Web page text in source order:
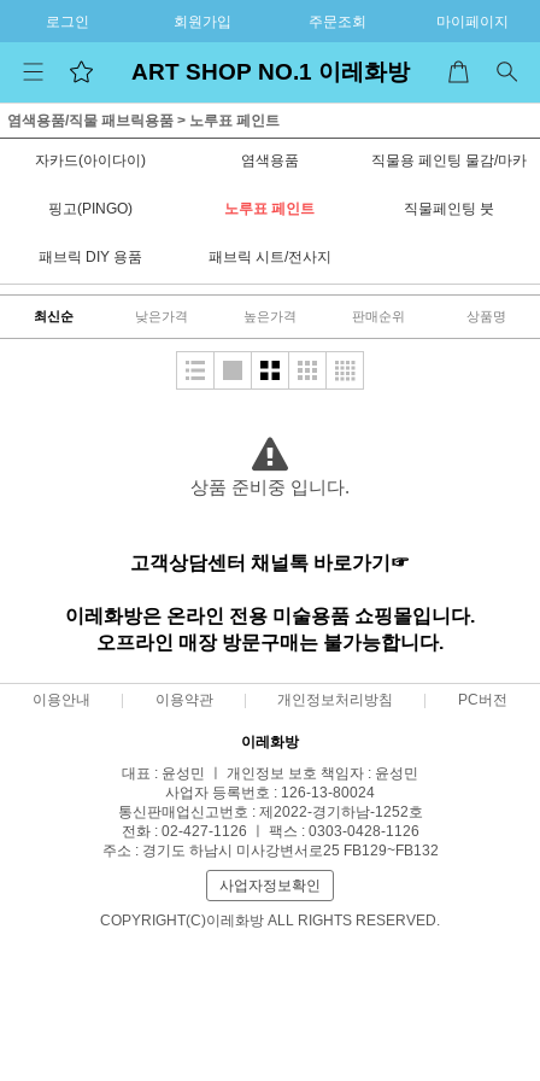
로그인 회원가입 주문조회 마이페이지
ART SHOP NO.1 이레화방
염색용품/직물 패브릭용품 > 노루표 페인트
자카드(아이다이) 염색용품 직물용 페인팅 물감/마카
핑고(PINGO) 노루표 페인트 직물페인팅 붓
패브릭 DIY 용품 패브릭 시트/전사지
최신순 낮은가격 높은가격 판매순위 상품명
상품 준비중 입니다.
고객상담센터 채널톡 바로가기☞
이레화방은 온라인 전용 미술용품 쇼핑몰입니다.
오프라인 매장 방문구매는 불가능합니다.
이용안내 이용약관 개인정보처리방침 PC버전
이레화방
대표 : 윤성민 ㅣ 개인정보 보호 책임자 : 윤성민
사업자 등록번호 : 126-13-80024
통신판매업신고번호 : 제2022-경기하남-1252호
전화 : 02-427-1126 ㅣ 팩스 : 0303-0428-1126
주소 : 경기도 하남시 미사강변서로25 FB129~FB132
사업자정보확인
COPYRIGHT(C)이레화방 ALL RIGHTS RESERVED.